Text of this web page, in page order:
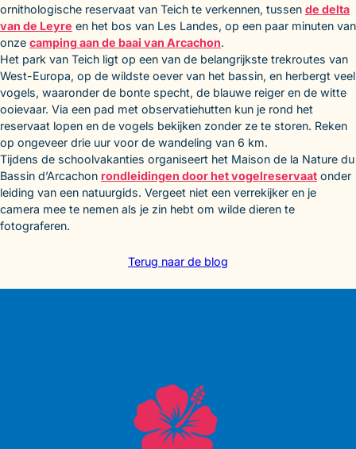
ornithologische reservaat van Teich te verkennen, tussen de delta
van de Leyre en het bos van Les Landes, op een paar minuten van
onze camping aan de baai van Arcachon.
Het park van Teich ligt op een van de belangrijkste trekroutes van
West-Europa, op de wildste oever van het bassin, en herbergt veel
vogels, waaronder de bonte specht, de blauwe reiger en de witte
ooievaar. Via een pad met observatiehutten kun je rond het
reservaat lopen en de vogels bekijken zonder ze te storen. Reken
op ongeveer drie uur voor de wandeling van 6 km.
Tijdens de schoolvakanties organiseert het Maison de la Nature du
Bassin d’Arcachon rondleidingen door het vogelreservaat onder
leiding van een natuurgids. Vergeet niet een verrekijker en je
camera mee te nemen als je zin hebt om wilde dieren te
fotograferen.
Terug naar de blog